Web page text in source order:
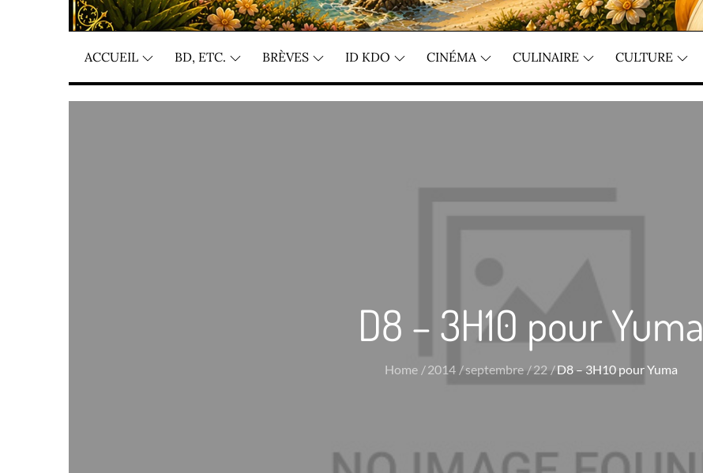
ACCUEIL BD, ETC. BRÈVES ID KDO CINÉMA CULINAIRE CULTURE
D8 – 3H10 pour Yuma
Home 2014 septembre 22 D8 – 3H10 pour Yuma